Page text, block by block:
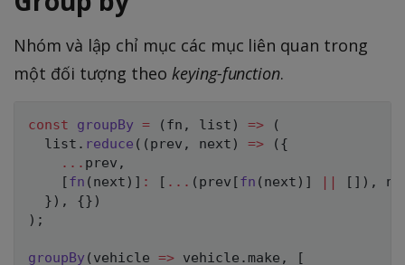
Nhóm và lập chỉ mục các mục liên quan trong
một đối tượng theo keying-function.
const groupBy = ( fn , list ) =>
(
  list
. reduce ( ( prev , next ) => ( {
... prev ,
[fn ( next ) ] : [ ... ( prev [fn ( next ) ] || [ ] ) ,
} ) , {} )
) ;
groupBy ( vehicle => vehicle . make , [